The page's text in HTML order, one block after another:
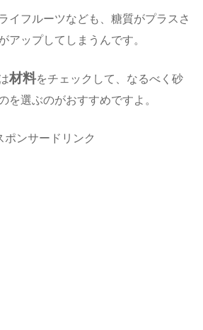
イフルーツなども、糖質がプラスさ
アップしてしまうんです。
材料をチェックして、なるべく砂
を選ぶのがおすすめですよ。
ポンサードリンク